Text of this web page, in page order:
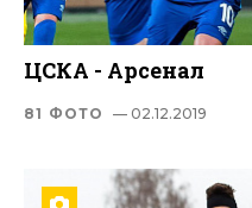
ЦСКА - Арсенал
81 ФОТО — 02.12.2019